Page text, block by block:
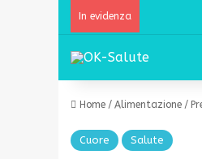
In evidenza
Home / Alimentazione /
Cuore Salute